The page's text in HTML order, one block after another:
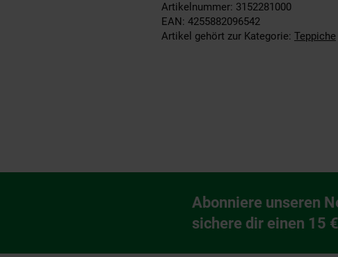
Artikelnummer: 3152281000
EAN: 4255882096542
Artikel gehört zur Kategorie: Teppiche
Newsletter Anmeldung
Abonniere unseren
sichere dir einen 15